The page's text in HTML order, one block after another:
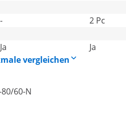
-
2 Pc
Ja
Ja
vergleichen
60-N